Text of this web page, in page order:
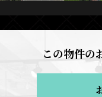
この物件の